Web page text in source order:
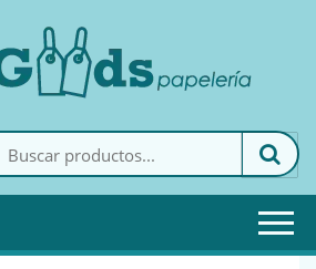
My Goods es tu papelería
online de confianza. Podrás
encontrar todo lo necesario